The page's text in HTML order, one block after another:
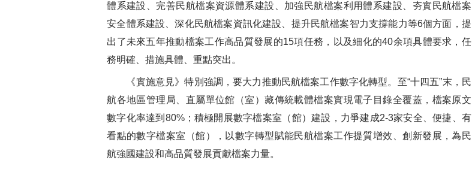
體系建設、完善民航檔案資源體系建設、加強民航檔案利用體系建設、夯實民航檔案
安全體系建設、深化民航檔案資訊化建設、提升民航檔案智力支撐能力等6個方面，提
出了未來五年推動檔案工作高品質發展的15項任務，以及細化的40余項具體要求，任
務明確、措施具體、重點突出。
《實施意見》特別強調，要大力推動民航檔案工作數字化轉型。至“十四五”末，民
航各地區管理局、直屬單位館（室）藏傳統載體檔案實現電子目錄全覆蓋，檔案原文
數字化率達到80%；積極開展數字檔案室（館）建設，力爭建成2-3家安全、便捷、有
看點的數字檔案室（館），以數字轉型賦能民航檔案工作提質增效、創新發展，為民
航強國建設和高品質發展貢獻檔案力量。